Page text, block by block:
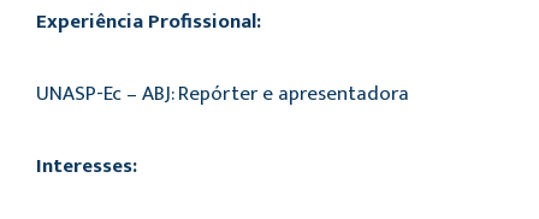
Experiência Profissional:
UNASP-Ec – ABJ: Repórter e apresentadora
Interesses: